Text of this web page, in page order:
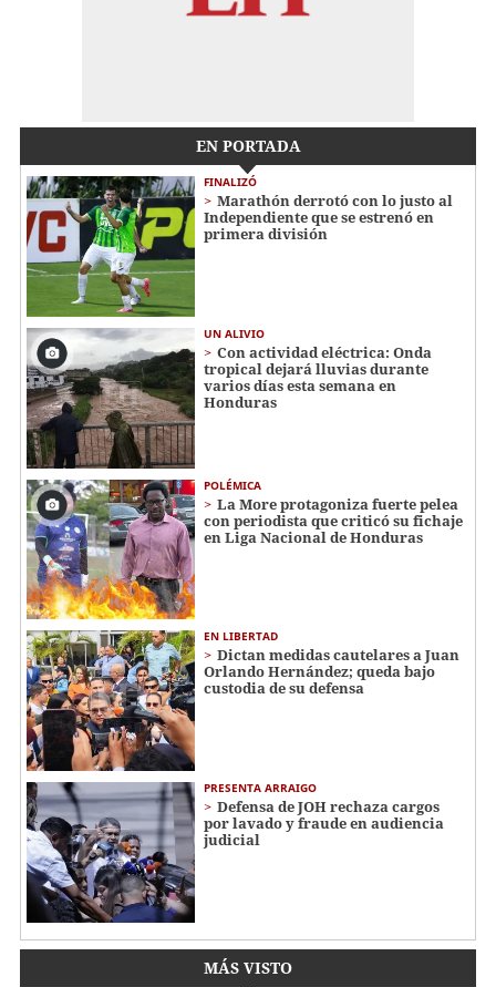
EN PORTADA
FINALIZÓ
Marathón derrotó con lo justo al
Independiente que se estrenó en
primera división
UN ALIVIO
Con actividad eléctrica: Onda
tropical dejará lluvias durante
varios días esta semana en
Honduras
POLÉMICA
La More protagoniza fuerte pelea
con periodista que criticó su fichaje
en Liga Nacional de Honduras
EN LIBERTAD
Dictan medidas cautelares a Juan
Orlando Hernández; queda bajo
custodia de su defensa
PRESENTA ARRAIGO
Defensa de JOH rechaza cargos
por lavado y fraude en audiencia
judicial
MÁS VISTO